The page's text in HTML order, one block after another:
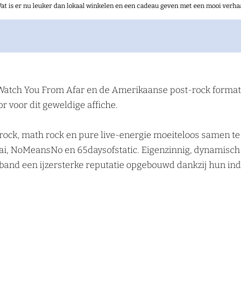
is er nu leuker dan lokaal winkelen en een cadeau geven met een mooi
You From Afar en de Amerikaanse post-rock
voor dit geweldige affiche.
math rock en pure live-energie moeiteloos samen
NoMeansNo en 65daysofstatic. Eigenzinnig,
een ijzersterke reputatie opgebouwd dankzij hun